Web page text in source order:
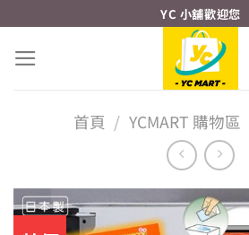
content
YC 小舖歡迎您
首頁 / YCMART 購物區